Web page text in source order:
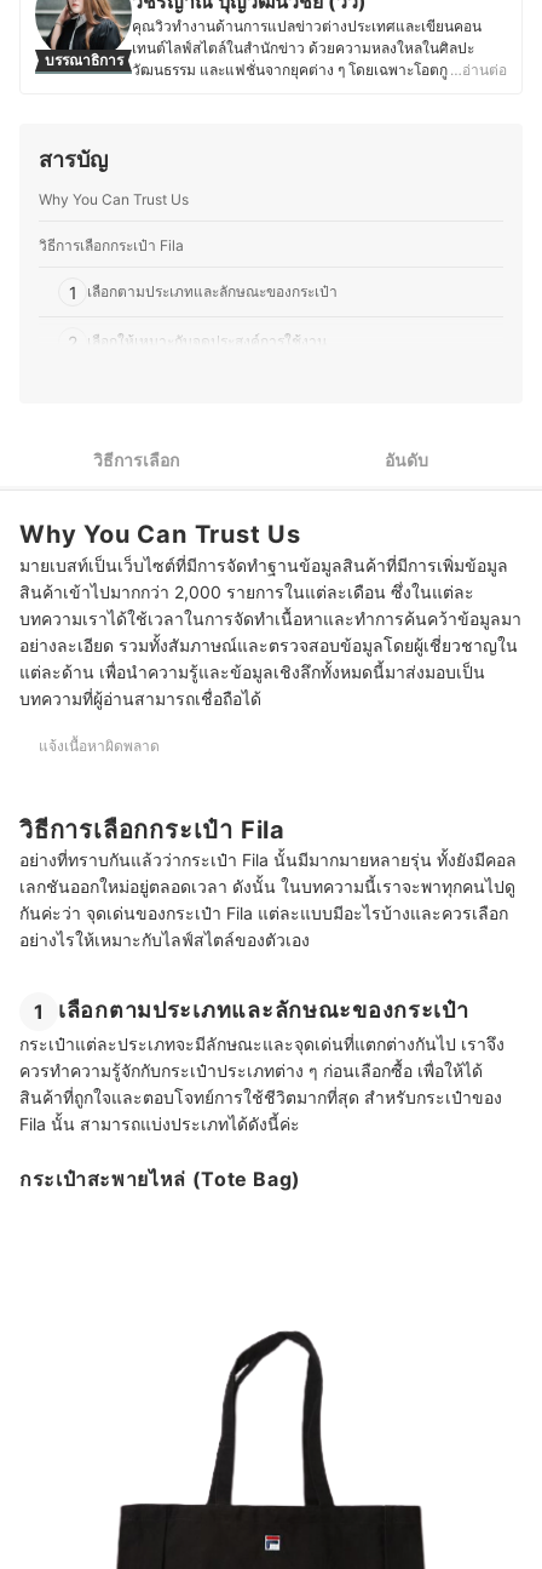
บรรณาธิการ
คุณวิวทำงานด้านการแปลข่าวต่างประเทศและเขียนคอน
เทนต์ไลฟ์สไตล์ในสำนักข่าว ด้วยความหลงใหลในศิลปะ
วัฒนธรรม และแฟชั่นจากยุคต่าง ๆ โดยเฉพาะโอตกูตูร์ ทำให้
รวมถึงการเปรียบเทียบดีไซน์ วัสดุ และความนิยมของแต่ละไอ
นอกจากการอัปเดตเทรนด์แฟชั่นแล้ว คุณวิวยังสนุกกับการ
ควรค่าแก่การสะสม วิธีเลือกซื้อให้เหมาะกับสไตล์ และแนว
ตัดสินใจเลือกซื้อได้อย่างมั่นใจ
…อ่านต่อ
สารบัญ
Why You Can Trust Us
วิธีการเลือกกระเป๋า Fila
1 เลือกตามประเภทและลักษณะของกระเป๋า
2 เลือกให้เหมาะกับจุดประสงค์การใช้งาน
วิธีการเลือก อันดับ
Why You Can Trust Us
มายเบสท์เป็นเว็บไซต์ที่มีการจัดทำฐานข้อมูลสินค้าที่มีการเพิ่มข้อมูล
สินค้าเข้าไปมากกว่า 2,000 รายการในแต่ละเดือน ซึ่งในแต่ละ
บทความเราได้ใช้เวลาในการจัดทำเนื้อหาและทำการค้นคว้าข้อมูลมา
อย่างละเอียด รวมทั้งสัมภาษณ์และตรวจสอบข้อมูลโดยผู้เชี่ยวชาญใน
แต่ละด้าน เพื่อนำความรู้และข้อมูลเชิงลึกทั้งหมดนี้มาส่งมอบเป็น
บทความที่ผู้อ่านสามารถเชื่อถือได้
แจ้งเนื้อหาผิดพลาด
วิธีการเลือกกระเป๋า Fila
อย่างที่ทราบกันแล้วว่ากระเป๋า Fila นั้นมีมากมายหลายรุ่น ทั้งยังมีคอล
เลกชันออกใหม่อยู่ตลอดเวลา ดังนั้น ในบทความนี้เราจะพาทุกคนไปดู
กันค่ะว่า จุดเด่นของกระเป๋า Fila แต่ละแบบมีอะไรบ้างและควรเลือก
อย่างไรให้เหมาะกับไลฟ์สไตล์ของตัวเอง
1 เลือกตามประเภทและลักษณะของกระเป๋า
กระเป๋าแต่ละประเภทจะมีลักษณะและจุดเด่นที่แตกต่างกันไป เราจึง
ควรทำความรู้จักกับกระเป๋าประเภทต่าง ๆ ก่อนเลือกซื้อ เพื่อให้ได้
สินค้าที่ถูกใจและตอบโจทย์การใช้ชีวิตมากที่สุด สำหรับกระเป๋าของ
Fila นั้น สามารถแบ่งประเภทได้ดังนี้ค่ะ
กระเป๋าสะพายไหล่ (Tote Bag)